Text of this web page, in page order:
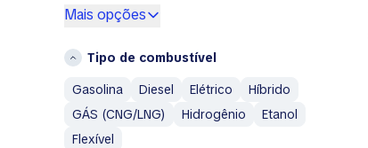
Volkswagen
E
F
França
Mais opções
Tipo de combustível
Gasolina
Diesel Elétrico
Híbrido
GÁS (CNG/LNG)
Hidrogênio
Etanol
Flexível